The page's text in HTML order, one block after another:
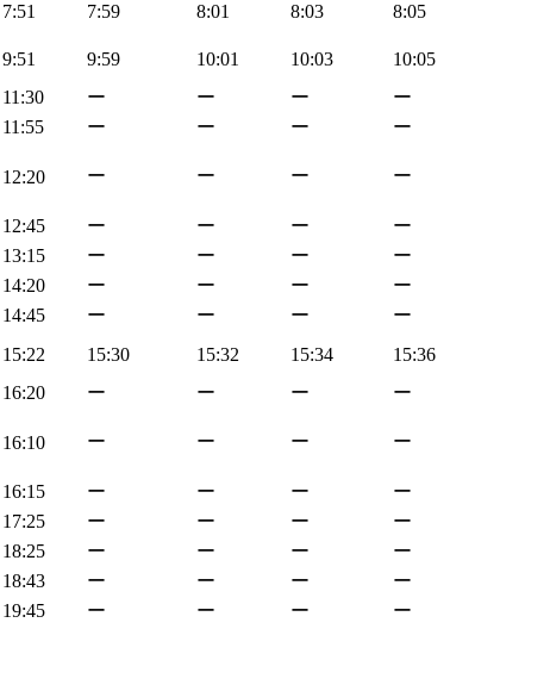
7:51 7:59 8:01 8:03
8:05
9:51 9:59 10:01 10:03
10:05
11:30 ー ー ー
ー
11:55 ー ー ー
ー
12:20 ー ー ー ー
12:45 ー ー ー
ー
13:15 ー ー ー
ー
14:20 ー ー ー
ー
14:45 ー ー ー
ー
15:22 15:30 15:32 15:34
15:36
16:20 ー ー ー
ー
16:10 ー ー ー ー
16:15 ー ー ー
ー
17:25 ー ー ー
ー
18:25 ー ー ー
ー
18:43 ー ー ー
ー
19:45 ー ー ー ー